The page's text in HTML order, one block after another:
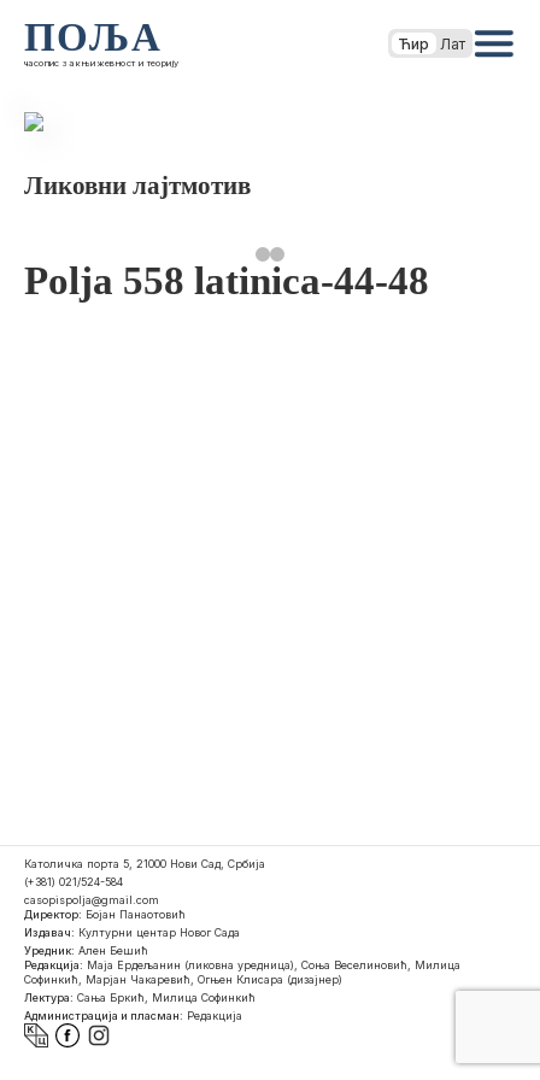
ПОЉА
часопис за књижевност и теорију
Ћир Лат
Ликовни лајтмотив
Polja 558 latinica-44-48
Католичка порта 5, 21000 Нови Сад, Србија
(+381) 021/524-584
casopispolja@gmail.com
Директор: Бојан Панаотовић
Издавач: Културни центар Новог Сада
Уредник: Ален Бешић
Редакција: Маја Ердељанин (ликовна уредница), Соња Веселиновић, Милица
Софинкић, Марјан Чакаревић, Огњен Клисара (дизајнер)
Лектура: Сања Бркић, Милица Софинкић
Администрација и пласман: Редакција